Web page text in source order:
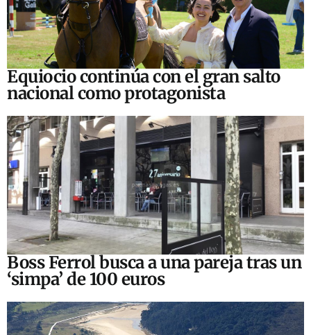
Equiocio continúa con el gran salto
nacional como protagonista
Boss Ferrol busca a una pareja tras un
‘simpa’ de 100 euros